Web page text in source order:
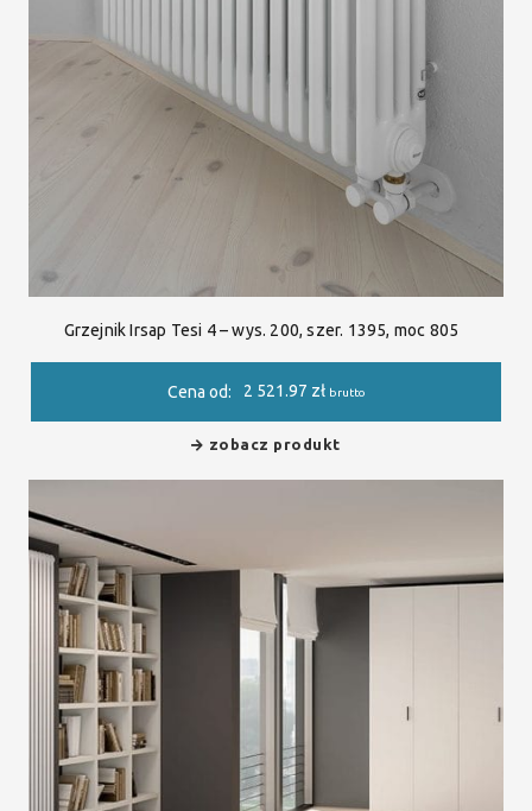
Grzejnik Irsap Tesi 4 – wys. 200, szer. 1395, moc 805
Cena od: 2 521.97 zł brutto
zobacz produkt